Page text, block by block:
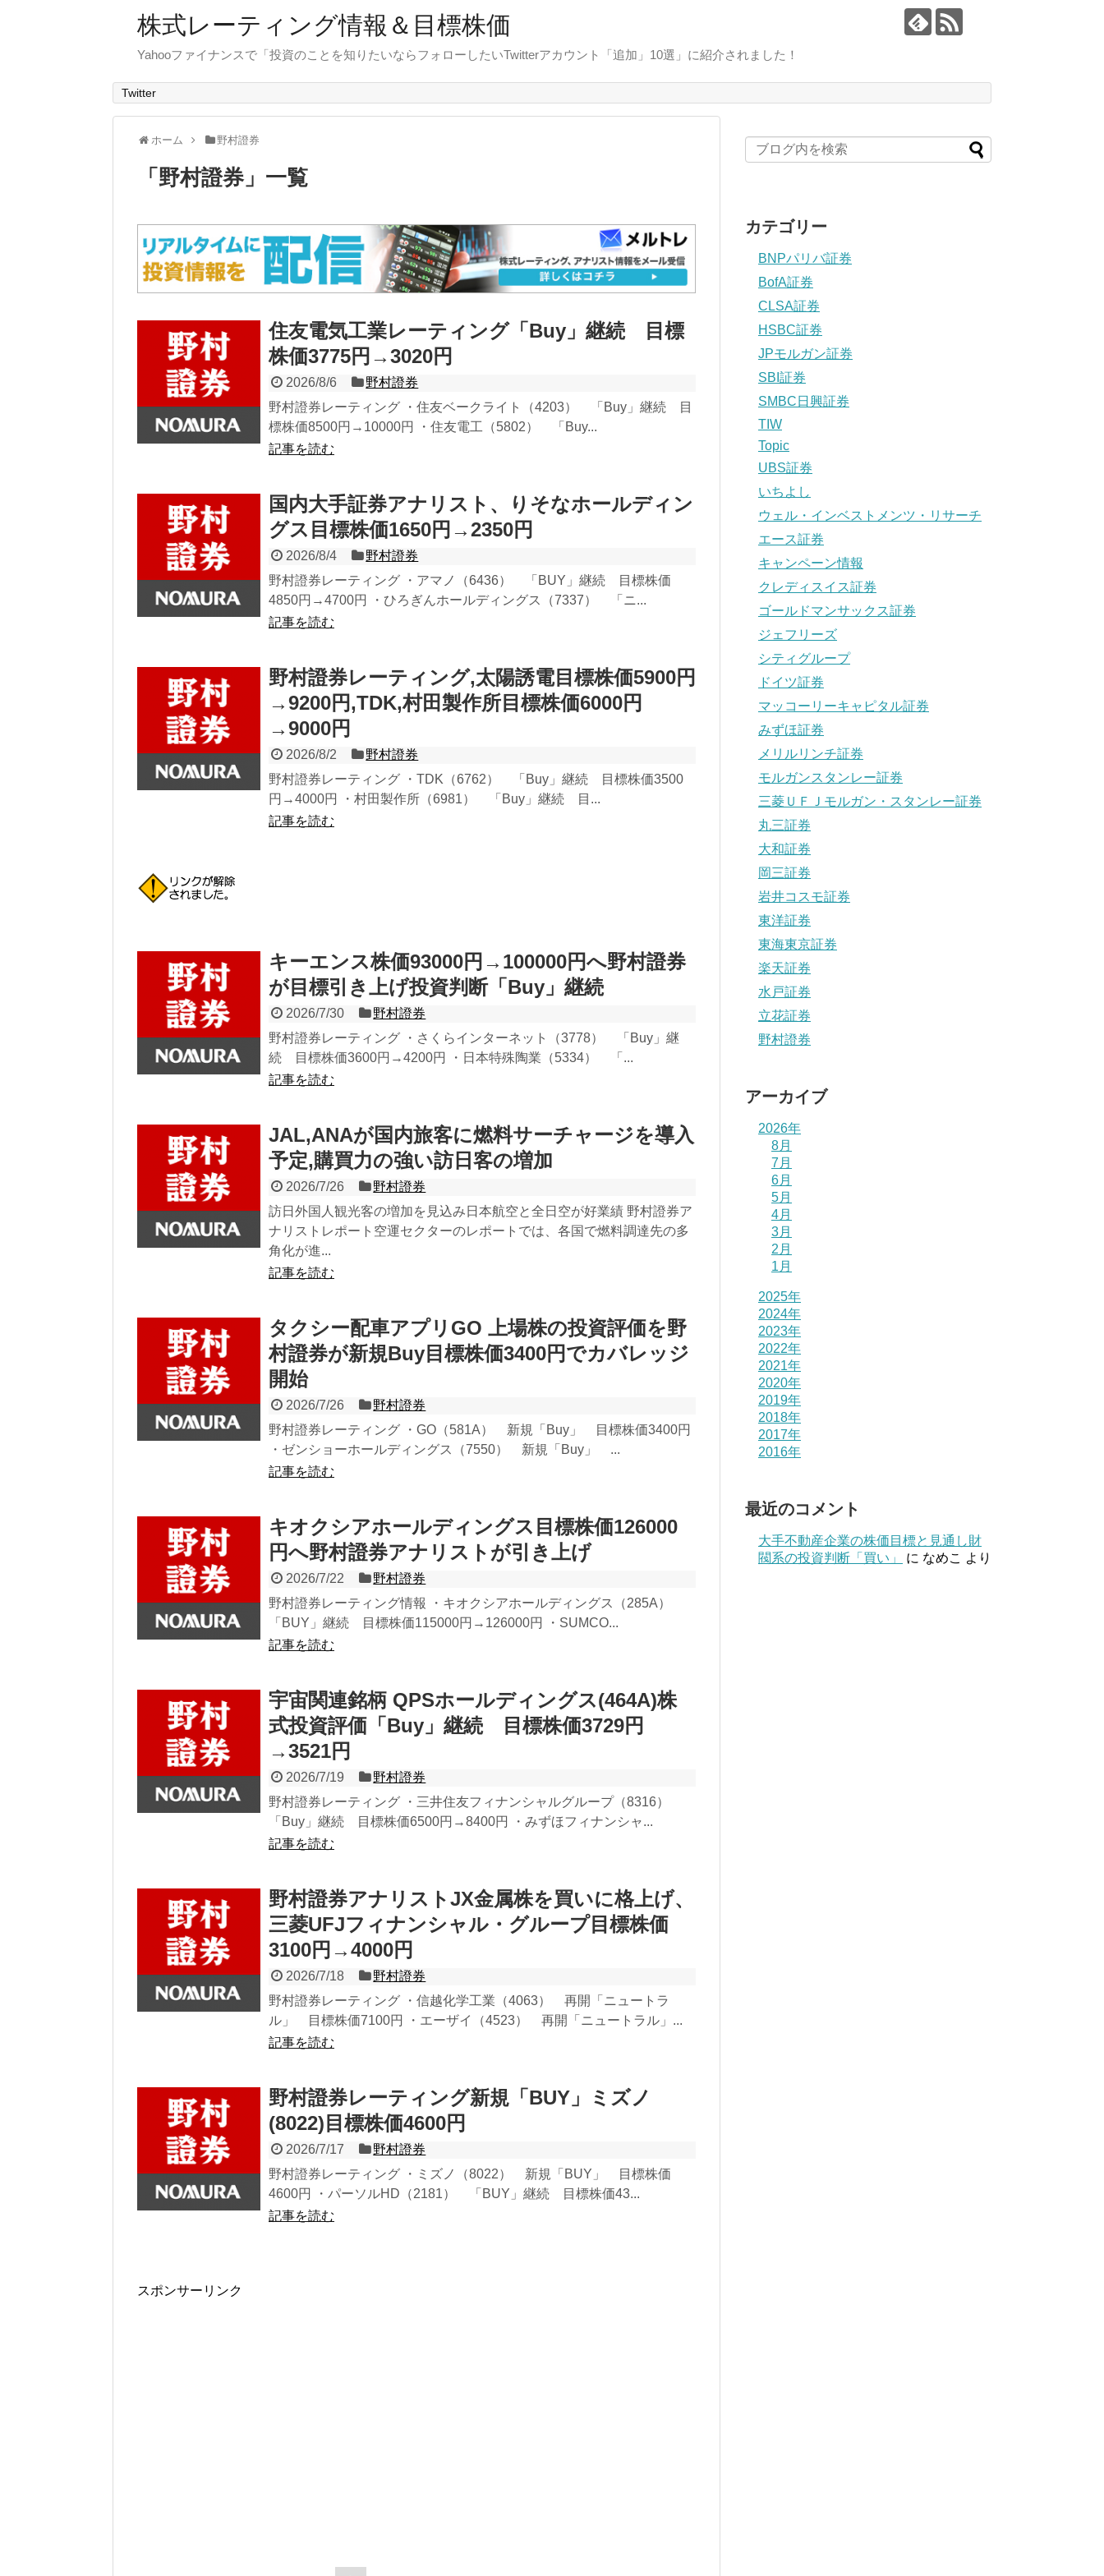
株式レーティング情報＆目標株価
Yahooファイナンスで「投資のことを知りたいならフォローしたいTwitterアカウント「追加」10選」に紹介されました！
Twitter
ホーム 野村證券
「 野村證券」 一覧
住友電気工業レーティング「Buy」継続 目標
株価3775円→3020円
2026/8/6
野村證券
野村證券レーティング ・住友ベークライト（4203） 「Buy」継続 目
標株価8500円→10000円 ・住友電工（5802） 「Buy...
記事を読む
国内大手証券アナリスト、りそなホールディン
グス目標株価1650円→2350円
2026/8/4
野村證券
野村證券レーティング ・アマノ（6436） 「BUY」継続 目標株価
4850円→4700円 ・ひろぎんホールディングス（7337） 「ニ...
記事を読む
野村證券レーティング,太陽誘電目標株価5900円
→9200円,TDK,村田製作所目標株価6000円
→9000円
2026/8/2
野村證券
野村證券レーティング ・TDK（6762） 「Buy」継続 目標株価3500
円→4000円 ・村田製作所（6981） 「Buy」継続 目...
記事を読む
キーエンス株価93000円→100000円へ野村證券
が目標引き上げ投資判断「Buy」継続
2026/7/30
野村證券
野村證券レーティング ・さくらインターネット（3778） 「Buy」継
続 目標株価3600円→4200円 ・日本特殊陶業（5334） 「...
記事を読む
JAL,ANAが国内旅客に燃料サーチャージを導入
予定,購買力の強い訪日客の増加
2026/7/26
野村證券
訪日外国人観光客の増加を見込み日本航空と全日空が好業績 野村證券ア
ナリストレポート空運セクターのレポートでは、各国で燃料調達先の多
角化が進...
記事を読む
タクシー配車アプリGO 上場株の投資評価を野
村證券が新規Buy目標株価3400円でカバレッジ
開始
2026/7/26
野村證券
野村證券レーティング ・GO（581A） 新規「Buy」 目標株価3400円
・ゼンショーホールディングス（7550） 新規「Buy」 ...
記事を読む
キオクシアホールディングス目標株価126000
円へ野村證券アナリストが引き上げ
2026/7/22
野村證券
野村證券レーティング情報 ・キオクシアホールディングス（285A）
「BUY」継続 目標株価115000円→126000円 ・SUMCO...
記事を読む
宇宙関連銘柄 QPSホールディングス(464A)株
式投資評価「Buy」継続 目標株価3729円
→3521円
2026/7/19
野村證券
野村證券レーティング ・三井住友フィナンシャルグループ（8316）
「Buy」継続 目標株価6500円→8400円 ・みずほフィナンシャ...
記事を読む
野村證券アナリストJX金属株を買いに格上げ、
三菱UFJフィナンシャル・グループ目標株価
3100円→4000円
2026/7/18
野村證券
野村證券レーティング ・信越化学工業（4063） 再開「ニュートラ
ル」 目標株価7100円 ・エーザイ（4523） 再開「ニュートラル」...
記事を読む
野村證券レーティング新規「BUY」ミズノ
(8022)目標株価4600円
2026/7/17
野村證券
野村證券レーティング ・ミズノ（8022） 新規「BUY」 目標株価
4600円 ・パーソルHD（2181） 「BUY」継続 目標株価43...
記事を読む
スポンサーリンク
カテゴリー
BNPパリバ証券
BofA証券
CLSA証券
HSBC証券
JPモルガン証券
SBI証券
SMBC日興証券
TIW
Topic
UBS証券
いちよし
ウェル・インベストメンツ・リサーチ
エース証券
キャンペーン情報
クレディスイス証券
ゴールドマンサックス証券
ジェフリーズ
シティグループ
ドイツ証券
マッコーリーキャピタル証券
みずほ証券
メリルリンチ証券
モルガンスタンレー証券
三菱ＵＦＪモルガン・スタンレー証券
丸三証券
大和証券
岡三証券
岩井コスモ証券
東洋証券
東海東京証券
楽天証券
水戸証券
立花証券
野村證券
アーカイブ
2026年
8月
7月
6月
5月
4月
3月
2月
1月
2025年
2024年
2023年
2022年
2021年
2020年
2019年
2018年
2017年
2016年
最近のコメント
大手不動産企業の株価目標と見通し財
閥系の投資判断「買い」
に なめこ より